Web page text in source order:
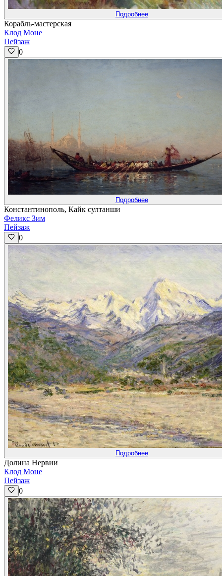
Подробнее
Корабль-мастерская
Клод Моне
Пейзаж
0
Подробнее
Константинополь, Кайк султанши
Феликс Зим
Пейзаж
0
Подробнее
Долина Нервии
Клод Моне
Пейзаж
0